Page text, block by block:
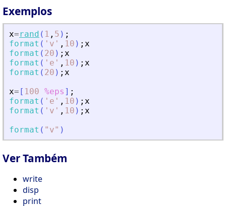
Exemplos
x=rand ( 1 , 5 ) ;
format ( ' v ' , 10 ) ; x
format ( 20 ) ; x
format ( ' e ' , 10 ) ; x
format ( 20 ) ; x
x= [ 100 %eps ] ;
format ( ' e ' , 10 ) ; x
format ( ' v ' , 10 ) ; x
format ( " v" )
Ver Também
write
disp
print